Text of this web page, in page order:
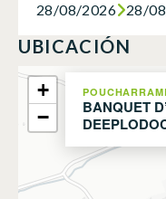
28/08/2026 28/
UBICACIÓN
BANQUET
+
−